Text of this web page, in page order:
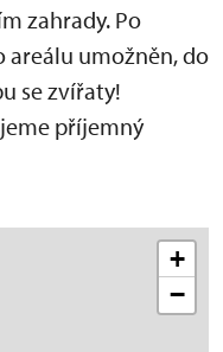
zahrady. Po
areálu umožněn, do
se zvířaty!
příjemný
+
−